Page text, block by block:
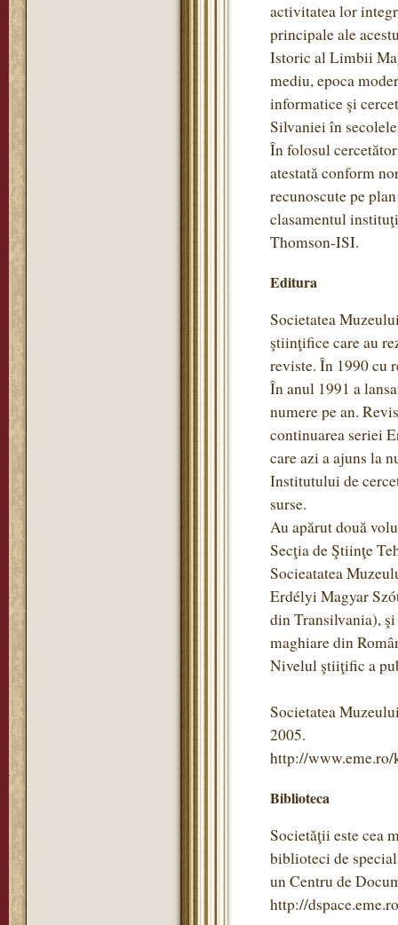
activitatea lor
principale ale
Istoric al Limbii
mediu, epoca
informatice şi
Silvaniei în
În folosul
atestată conform
recunoscute pe
clasamentul
Thomson-ISI.
Editura
Societatea
ştiinţifice care au
reviste. În 1990 cu
În anul 1991 a
numere pe an.
continuarea seriei
care azi a ajuns la
Institutului de
surse.
Au apărut două
Secţia de Ştiinţe
Socieatatea
Erdélyi Magyar
din Transilvania),
maghiare din
Nivelul ştiiţific a
Societatea
2005.
http://
Biblioteca
Societăţii este cea
biblioteci de
un Centru de
http://